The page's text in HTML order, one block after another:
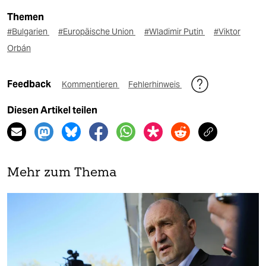
Themen
#Bulgarien #Europäische Union #Wladimir Putin
#Viktor
Orbán
Feedback Kommentieren Fehlerhinweis
Diesen Artikel teilen
Mehr zum Thema